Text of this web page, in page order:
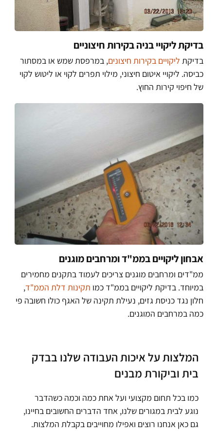
בדיקת ליקויי בניה בקירות חיצוניים
בדיקתליקויים בקירות חיצונים, במרפסת שמש או במסתור
כביסה. ליקויי איטום חיצוני, מילוי תפרים לקוי או ליטוש לקוי
של חיפוי קירות החוץ.
אבחון ליקויים בממ"ד ומרחבים מוגנים
ממ"דים ומרחבים מוגנים צריכים לעמוד בתקנים מחמירים
במיוחד. בדיקת ליקויים בממ"ד כמותקינות דלת הממ"ד,
חלון נגד כניסת גזים, נעילת תקינה של האגף כולו חשובה פי
כמה במרחבים המוגנים.
המלצות על איכות העבודה שלנו בבדק
בית וביקורת מבנים
כמו בכל תחום מקצועי ועל אחת כמה וכמה כשהדבר
נוגע לבית במגורים שלנו, אחד הדברים החשובים בחיינו,
גם כאן אנחנו רוצים ואפילו מחוייבים בקבלת המלצות.